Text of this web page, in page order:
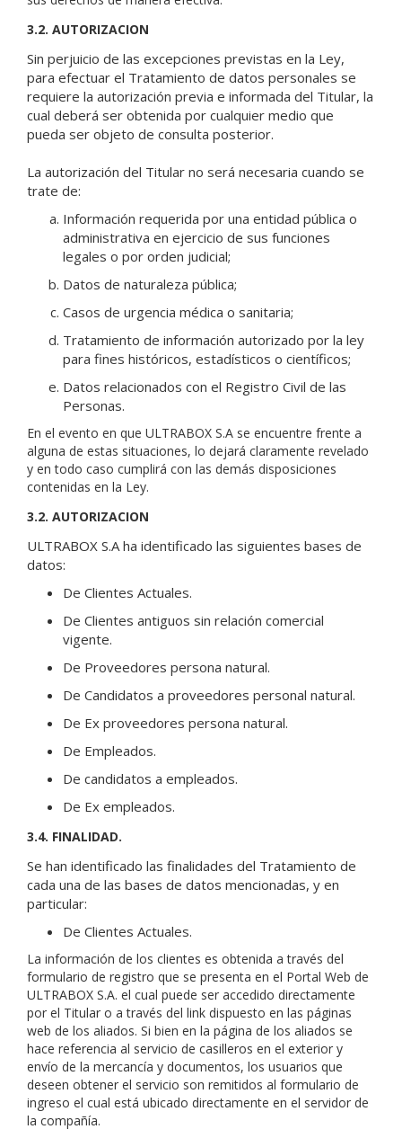
3.2. AUTORIZACION
Sin perjuicio de las excepciones previstas en la Ley,
para efectuar el Tratamiento de datos personales se
requiere la autorización previa e informada del Titular, la
cual deberá ser obtenida por cualquier medio que
pueda ser objeto de consulta posterior.
La autorización del Titular no será necesaria cuando se
trate de:
Información requerida por una entidad pública o
administrativa en ejercicio de sus funciones
legales o por orden judicial;
Datos de naturaleza pública;
Casos de urgencia médica o sanitaria;
Tratamiento de información autorizado por la ley
para fines históricos, estadísticos o científicos;
Datos relacionados con el Registro Civil de las
Personas.
En el evento en que ULTRABOX S.A se encuentre frente a
alguna de estas situaciones, lo dejará claramente revelado
y en todo caso cumplirá con las demás disposiciones
contenidas en la Ley.
3.2. AUTORIZACION
ULTRABOX S.A ha identificado las siguientes bases de
datos:
De Clientes Actuales.
De Clientes antiguos sin relación comercial
vigente.
De Proveedores persona natural.
De Candidatos a proveedores personal natural.
De Ex proveedores persona natural.
De Empleados.
De candidatos a empleados.
De Ex empleados.
3.4. FINALIDAD.
Se han identificado las finalidades del Tratamiento de
cada una de las bases de datos mencionadas, y en
particular:
De Clientes Actuales.
La información de los clientes es obtenida a través del
formulario de registro que se presenta en el Portal Web de
ULTRABOX S.A. el cual puede ser accedido directamente
por el Titular o a través del link dispuesto en las páginas
web de los aliados. Si bien en la página de los aliados se
hace referencia al servicio de casilleros en el exterior y
envío de la mercancía y documentos, los usuarios que
deseen obtener el servicio son remitidos al formulario de
ingreso el cual está ubicado directamente en el servidor de
la compañía.